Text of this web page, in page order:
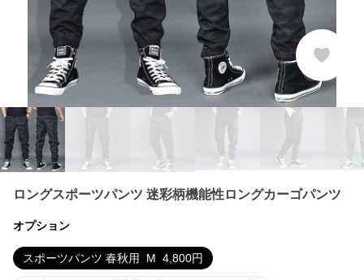
ロングスポーツパンツ 迷彩柄機能性ロングカーゴパンツ
オプション
スポーツパンツ 春秋用 M 4,800円